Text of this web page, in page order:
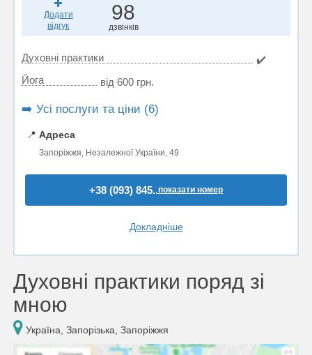
Додати
відгук
98
дзвінків
Духовні практики
✔️
Йога
від 600 грн.
➡️ Усі послуги та ціни (6)
📍 Адреса
Запоріжжя, Незалежної України, 49
+38 (093) 845..показати номер
Докладніше
Духовні практики поряд зі
мною
Україна, Запорізька, Запоріжжя